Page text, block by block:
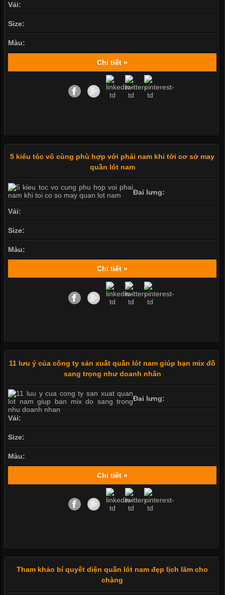
Vải:
Size:
Màu:
Chi tiết »
5 kiểu tóc vô cùng phù hợp với phái nam khi tới cơ sở may
quần lót nam
Đai lưng:
Vải:
Size:
Màu:
Chi tiết »
11 lưu ý của công ty sản xuất quần lót nam giúp bạn mix đồ
sang trọng như doanh nhân
Đai lưng:
Vải:
Size:
Màu:
Chi tiết »
Tham khảo bí quyết diện quần lót nam đẹp lịch lãm cho
chàng